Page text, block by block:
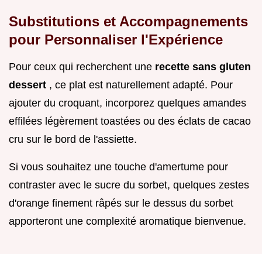
Substitutions et Accompagnements
pour Personnaliser l'Expérience
Pour ceux qui recherchent une recette sans gluten
dessert , ce plat est naturellement adapté. Pour
ajouter du croquant, incorporez quelques amandes
effilées légèrement toastées ou des éclats de cacao
cru sur le bord de l'assiette.
Si vous souhaitez une touche d'amertume pour
contraster avec le sucre du sorbet, quelques zestes
d'orange finement râpés sur le dessus du sorbet
apporteront une complexité aromatique bienvenue.